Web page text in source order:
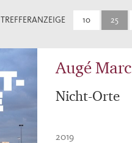
TREFFERANZEIGE 10 25
Augé Marc
Nicht-Orte
2019